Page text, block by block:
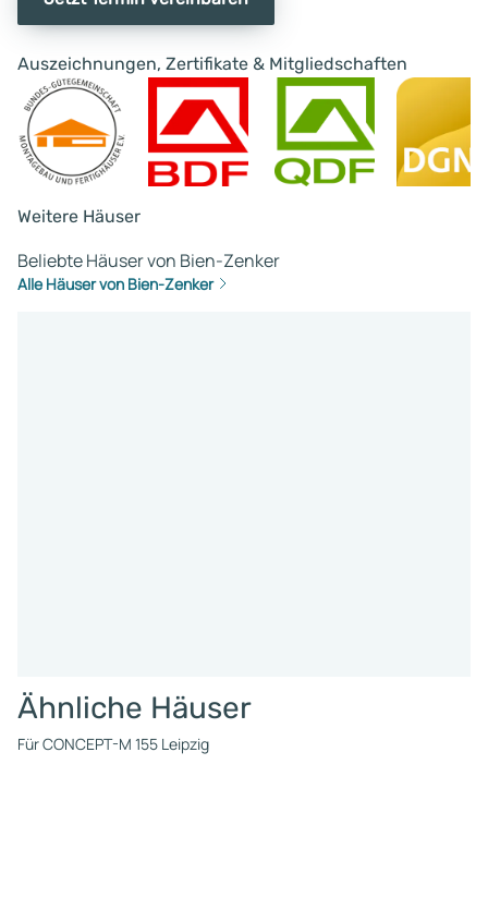
Auszeichnungen, Zertifikate & Mitgliedschaften
Weitere Häuser
Beliebte Häuser von Bien-Zenker
Alle Häuser von Bien-Zenker
Ähnliche Häuser
Für CONCEPT-M 155 Leipzig